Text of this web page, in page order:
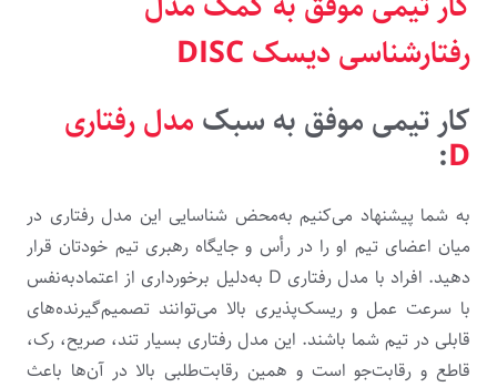
رفتارشناسی دیسک DISC
کار تیمی موفق به سبک مدل رفتاری
D
:
به شما پیشنهاد می‌کنیم به‌محض شناسایی این مدل رفتاری در
میان اعضای تیم او را در رأس و جایگاه رهبری تیم خودتان قرار
دهید. افراد با مدل رفتاری D به‌دلیل برخورداری از اعتمادبه‌نفس
با سرعت‌ عمل و ریسک‌پذیری بالا می‌توانند تصمیم‌گیرنده‌های
قابلی در تیم شما باشند. این مدل رفتاری بسیار تند، صریح، رک،
قاطع و رقابت‌جو است و همین رقابت‌طلبی بالا در آن‌ها باعث